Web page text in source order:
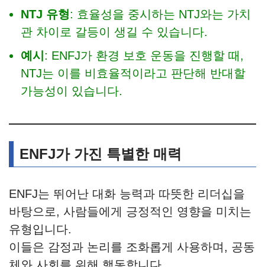
NTJ 유형: 효율성을 중시하는 NTJ와는 가치
관 차이로 갈등이 생길 수 있습니다.
예시 : ENFJ가 환경 보호 운동을 진행할 때,
NTJ는 이를 비효율적이라고 판단해 반대할
가능성이 있습니다.
ENFJ가 가진 특별한 매력
ENFJ는 뛰어난 대화 능력과 따뜻한 리더십을
바탕으로, 사람들에게 긍정적인 영향을 미치는
유형입니다.
이들은 감정과 논리를 조화롭게 사용하며, 공동